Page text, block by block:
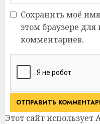
Сохранить моё
этом браузере
комментариев.
Этот сайт использует